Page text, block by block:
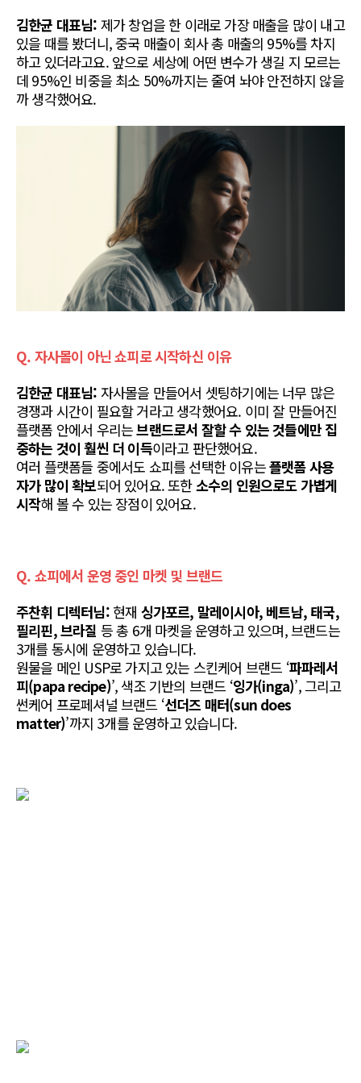
김한균 대표님: 제가 창업을 한 이래로 가장 매출을 많이 내고
있을 때를 봤더니, 중국 매출이 회사 총 매출의 95%를 차지
하고 있더라고요. 앞으로 세상에 어떤 변수가 생길 지 모르는
데 95%인 비중을 최소 50%까지는 줄여 놔야 안전하지 않을
까 생각했어요.
Q. 자사몰이 아닌 쇼피로 시작하신 이유
김한균 대표님: 자사몰을 만들어서 셋팅하기에는 너무 많은
경쟁과 시간이 필요할 거라고 생각했어요. 이미 잘 만들어진
플랫폼 안에서 우리는 브랜드로서 잘할 수 있는 것들에만 집
중하는 것이 훨씬 더 이득이라고 판단했어요.
여러 플랫폼들 중에서도 쇼피를 선택한 이유는 플랫폼 사용
자가 많이 확보되어 있어요. 또한 소수의 인원으로도 가볍게
시작해 볼 수 있는 장점이 있어요.
Q. 쇼피에서 운영 중인 마켓 및 브랜드
주찬휘 디렉터님: 현재 싱가포르, 말레이시아, 베트남, 태국,
필리핀, 브라질 등 총 6개 마켓을 운영하고 있으며, 브랜드는
3개를 동시에 운영하고 있습니다.
원물을 메인 USP로 가지고 있는 스킨케어 브랜드 ‘파파레서
피(papa recipe)’, 색조 기반의 브랜드 ‘잉가(inga)’, 그리고
썬케어 프로페셔널 브랜드 ‘선더즈 매터(sun does
matter)’까지 3개를 운영하고 있습니다.